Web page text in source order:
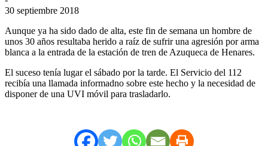
30 septiembre 2018
Aunque ya ha sido dado de alta, este fin de semana un hombre de
unos 30 años resultaba herido a raíz de sufrir una agresión por arma
blanca a la entrada de la estación de tren de Azuqueca de Henares.
El suceso tenía lugar el sábado por la tarde. El Servicio del 112
recibía una llamada informadno sobre este hecho y la necesidad de
disponer de una UVI móvil para trasladarlo.